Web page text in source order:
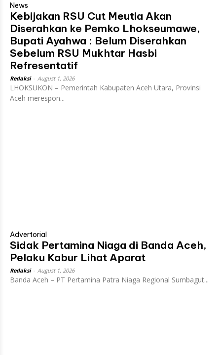
News
Kebijakan RSU Cut Meutia Akan
Diserahkan ke Pemko Lhokseumawe,
Bupati Ayahwa : Belum Diserahkan
Sebelum RSU Mukhtar Hasbi
Refresentatif
Redaksi August 1, 2026
LHOKSUKON – Pemerintah Kabupaten Aceh Utara, Provinsi
Aceh merespon...
Advertorial
Sidak Pertamina Niaga di Banda Aceh,
Pelaku Kabur Lihat Aparat
Redaksi August 1, 2026
Banda Aceh – PT Pertamina Patra Niaga Regional Sumbagut...